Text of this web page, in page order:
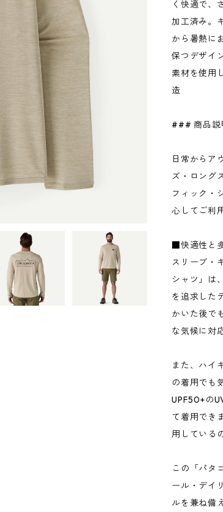
く快適で、
加工済み。
から暑熱に
保つデザイ
素材を使用
造
### 商品説
日常からア
ズ・ロング
フィック・
心してご利
■快適性と
スリーブ・
シャツ」は
を追求した
かいた後で
な気候に対
また、ハイ
の着用でも
UPF50+の
て着用でき
用している
この「パタ
ール・デイ
ルを兼ね備